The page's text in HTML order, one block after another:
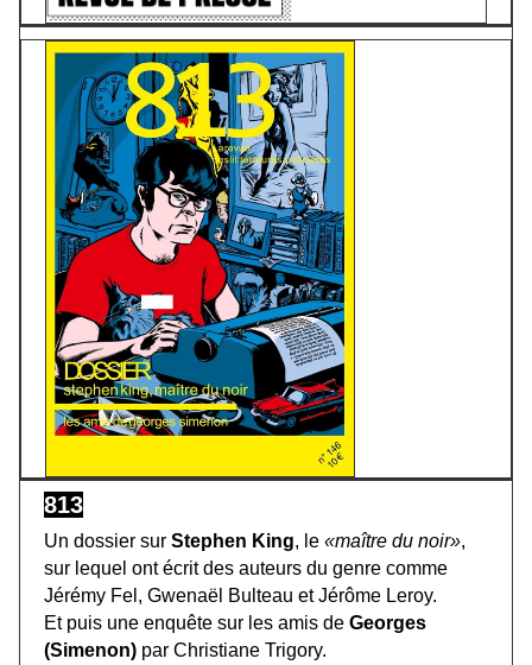
813
Un dossier sur Stephen King, le «maître du noir»,
sur lequel ont écrit des auteurs du genre comme
Jérémy Fel, Gwenaël Bulteau et Jérôme Leroy.
Et puis une enquête sur les amis de Georges
(Simenon) par Christiane Trigory.